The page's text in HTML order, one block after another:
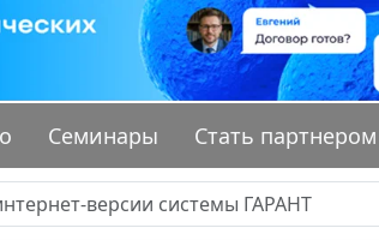
Семинары Стать партнером